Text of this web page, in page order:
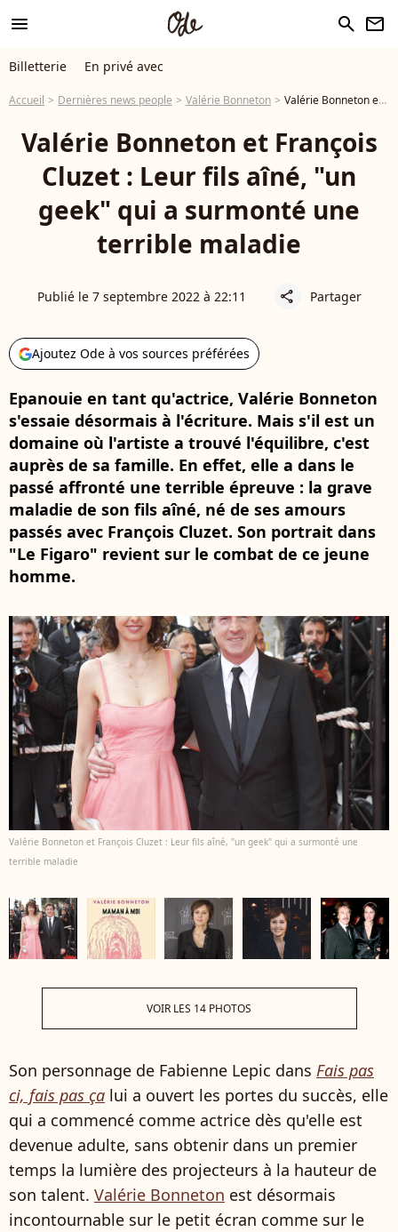
menu search newsletter
Billetterie En privé avec
Accueil Dernières news people Valérie Bonneton Valérie Bonneton et François Cluzet : Leur fils aîné, "un geek" qui a surmonté une terrible maladie
Valérie Bonneton et François
Cluzet : Leur fils aîné, "un
geek" qui a surmonté une
terrible maladie
Publié le 7 septembre 2022 à 22:11 share Partager
Ajoutez Ode à vos sources préférées
Epanouie en tant qu'actrice, Valérie Bonneton
s'essaie désormais à l'écriture. Mais s'il est un
domaine où l'artiste a trouvé l'équilibre, c'est
auprès de sa famille. En effet, elle a dans le
passé affronté une terrible épreuve : la grave
maladie de son fils aîné, né de ses amours
passés avec François Cluzet. Son portrait dans
"Le Figaro" revient sur le combat de ce jeune
homme.
Valérie Bonneton et François Cluzet : Leur fils aîné, "un geek" qui a surmonté une
terrible maladie
VOIR LES 14 PHOTOS
Son personnage de Fabienne Lepic dans Fais pas
ci, fais pas ça lui a ouvert les portes du succès, elle
qui a commencé comme actrice dès qu'elle est
devenue adulte, sans obtenir dans un premier
temps la lumière des projecteurs à la hauteur de
son talent. Valérie Bonneton est désormais
incontournable sur le petit écran comme sur le